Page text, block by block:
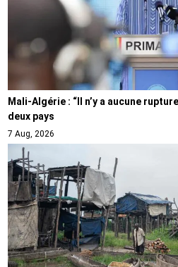
Mali-Algérie : “Il n’y a aucune
deux pays
7 Aug, 2026